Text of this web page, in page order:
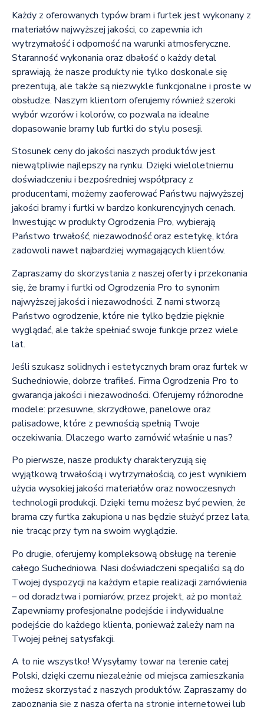
Każdy z oferowanych typów bram i furtek jest wykonany z
materiałów najwyższej jakości, co zapewnia ich
wytrzymałość i odporność na warunki atmosferyczne.
Staranność wykonania oraz dbałość o każdy detal
sprawiają, że nasze produkty nie tylko doskonale się
prezentują, ale także są niezwykle funkcjonalne i proste w
obsłudze. Naszym klientom oferujemy również szeroki
wybór wzorów i kolorów, co pozwala na idealne
dopasowanie bramy lub furtki do stylu posesji.
Stosunek ceny do jakości naszych produktów jest
niewątpliwie najlepszy na rynku. Dzięki wieloletniemu
doświadczeniu i bezpośredniej współpracy z
producentami, możemy zaoferować Państwu najwyższej
jakości bramy i furtki w bardzo konkurencyjnych cenach.
Inwestując w produkty Ogrodzenia Pro, wybierają
Państwo trwałość, niezawodność oraz estetykę, która
zadowoli nawet najbardziej wymagających klientów.
Zapraszamy do skorzystania z naszej oferty i przekonania
się, że bramy i furtki od Ogrodzenia Pro to synonim
najwyższej jakości i niezawodności. Z nami stworzą
Państwo ogrodzenie, które nie tylko będzie pięknie
wyglądać, ale także spełniać swoje funkcje przez wiele
lat.
Jeśli szukasz solidnych i estetycznych bram oraz furtek w
Suchedniowie, dobrze trafiłeś. Firma Ogrodzenia Pro to
gwarancja jakości i niezawodności. Oferujemy różnorodne
modele: przesuwne, skrzydłowe, panelowe oraz
palisadowe, które z pewnością spełnią Twoje
oczekiwania. Dlaczego warto zamówić właśnie u nas?
Po pierwsze, nasze produkty charakteryzują się
wyjątkową trwałością i wytrzymałością, co jest wynikiem
użycia wysokiej jakości materiałów oraz nowoczesnych
technologii produkcji. Dzięki temu możesz być pewien, że
brama czy furtka zakupiona u nas będzie służyć przez lata,
nie tracąc przy tym na swoim wyglądzie.
Po drugie, oferujemy kompleksową obsługę na terenie
całego Suchedniowa. Nasi doświadczeni specjaliści są do
Twojej dyspozycji na każdym etapie realizacji zamówienia
– od doradztwa i pomiarów, przez projekt, aż po montaż.
Zapewniamy profesjonalne podejście i indywidualne
podejście do każdego klienta, ponieważ zależy nam na
Twojej pełnej satysfakcji.
A to nie wszystko! Wysyłamy towar na terenie całej
Polski, dzięki czemu niezależnie od miejsca zamieszkania
możesz skorzystać z naszych produktów. Zapraszamy do
zapoznania się z naszą ofertą na stronie internetowej lub